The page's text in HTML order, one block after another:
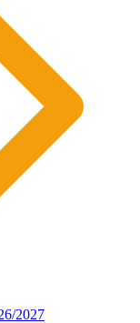
2027